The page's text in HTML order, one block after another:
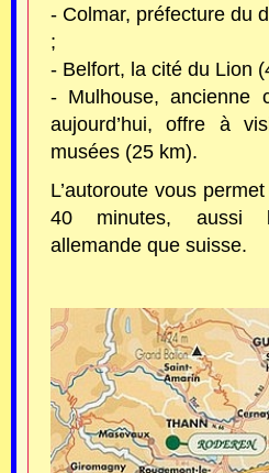
- Colmar, préfecture du
;
- Belfort, la cité du Lion
- Mulhouse, ancienne
aujourd’hui, offre à
musées (25 km).
L’autoroute vous
40 minutes, aussi
allemande que suisse.